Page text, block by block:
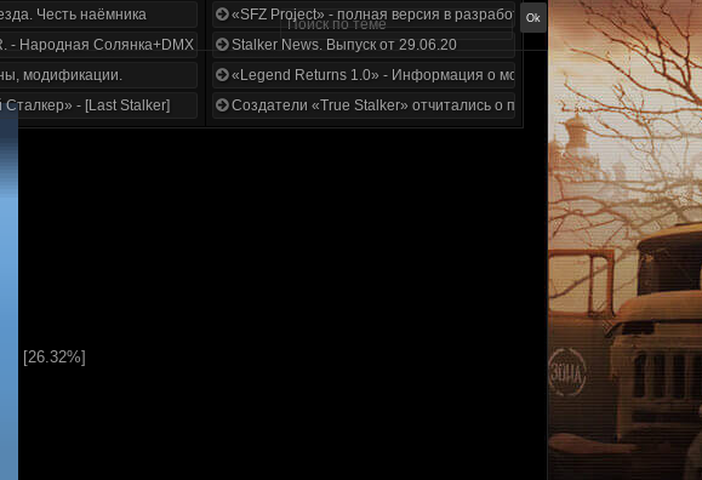
Честь наёмника
- Народная Солянка+DMX 1.3.5.ООП.МА.К.
модификации.
- [Last Stalker]
«SFZ Project» - полная версия в разработке!
Stalker News. Выпуск от 29.06.20
«Legend Returns 1.0» - Информация о моде за июнь 2020
Создатели «True Stalker» отчитались о проделанной работе
[26.32%]